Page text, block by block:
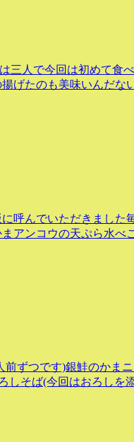
三人で今回は初めて食
げたのも美味いんだな
呼んでいただきました
アンコウの天ぷら水べ
ずつです)銀鮭のかま
しそば(今回はおろしを